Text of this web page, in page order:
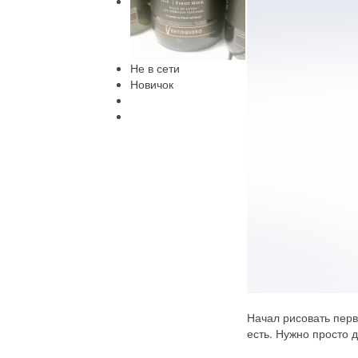
Не в сети
Новичок
Начал рисовать
есть. Нужно просто